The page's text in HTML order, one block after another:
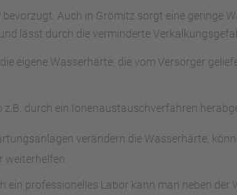
bevorzugt. Auch in Grömitz sorgt eine
lässt durch die verminderte
eigene Wasserhärte, die vom Versorger
z.B. durch ein Ionenaustauschverfahren
verändern die Wasserhärte,
ein professionelles Labor kann man neben